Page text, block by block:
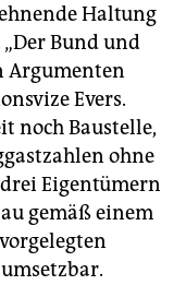
Haltung
Bund und
Argumenten
Evers.
noch Baustelle,
ohne
Eigentümern
gemäß einem